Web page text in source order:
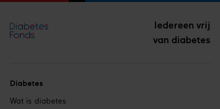
Iedereen vrij
van diabetes
Footer
Diabetes
Wat is diabetes